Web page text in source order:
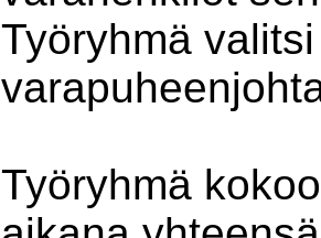
Työryhmä
Työryhmä